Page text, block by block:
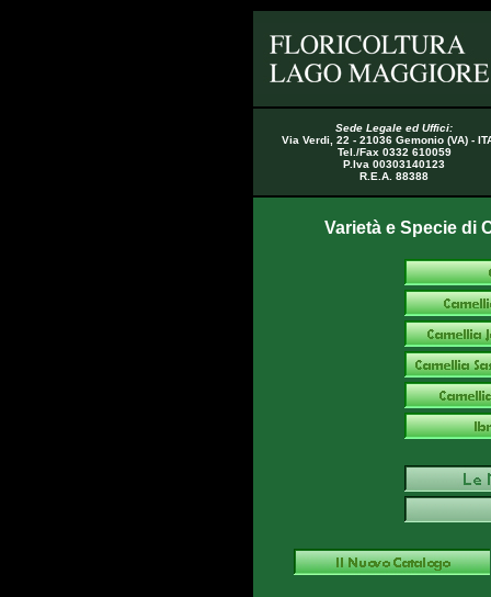
Sede Legale ed Uffici:
Via Verdi, 22 - 21036 Gemonio (VA) -
Tel./Fax 0332 610059
P.Iva 00303140123
R.E.A. 88388
Varietà e Specie di